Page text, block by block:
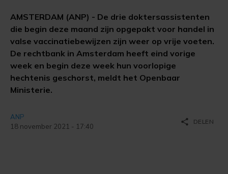
AMSTERDAM (ANP) - De drie doktersassistenten
die begin deze maand zijn opgepakt voor handel in
valse vaccinatiebewijzen zijn weer op vrije voeten.
De rechtbank in Amsterdam heeft eind vorige
week en begin deze week hun voorlopige
hechtenis geschorst, meldt het Openbaar
Ministerie.
ANP
18 november 2021 - 17:40
share DELEN